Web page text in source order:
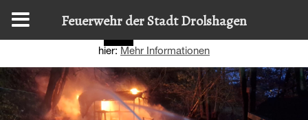
Diese Website nutzt Cookies, um bestmögliche Funktionalität
hier: Mehr Informationen
Feuerwehr der Stadt Drolshagen